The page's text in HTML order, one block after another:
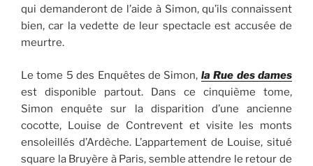
qui demanderont de l’aide à Simon, qu’ils connaissent
bien, car la vedette de leur spectacle est accusée de
meurtre.
Le tome 5 des Enquêtes de Simon, la Rue des dames
est disponible partout. Dans ce cinquième tome,
Simon enquête sur la disparition d’une ancienne
cocotte, Louise de Contrevent et visite les monts
ensoleillés d’Ardèche. L’appartement de Louise, situé
square la Bruyère à Paris, semble attendre le retour de